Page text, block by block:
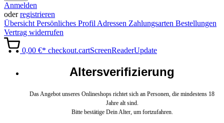
Anmelden
oderregistrieren
Übersicht Persönliches Profil Adressen Zahlungsarten Bestellungen
Vertrag widerrufen
0,00 €* checkout.cartScreenReaderUpdate
Altersverifizierung
Das Angebot unseres Onlineshops richtet sich an Personen, die mindestens 18
Jahre alt sind.
Bitte bestätige Dein Alter, um fortzufahren.